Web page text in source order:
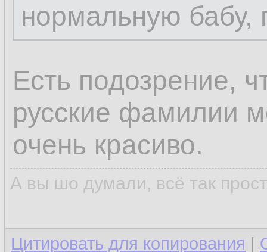
нормальную бабу,
Есть подозрение,
русские фамилии
очень красиво.
А вы шо думали, всё так
Цитировать для копирования |